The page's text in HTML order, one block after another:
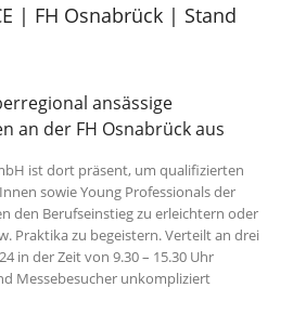
| FH Osnabrück | Stand
ansässige
an der FH Osnabrück aus
ist dort präsent, um qualifizierten
sowie Young Professionals der
den Berufseinstieg zu erleichtern oder
Praktika zu begeistern. Verteilt an drei
in der Zeit von 9.30 – 15.30 Uhr
Messebesucher unkompliziert